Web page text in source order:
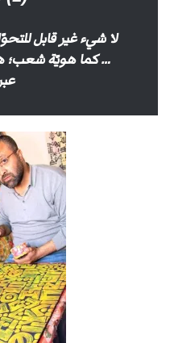
لا شيء غير قابل
… كما هويّة شعب؛